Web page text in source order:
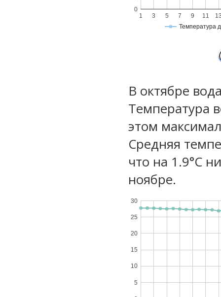
Температура
1 3 5 7 9 11
0
В октябре
Температура
этом
Средняя
что на 1.9°C
ноябре.
5
10
15
20
25
30